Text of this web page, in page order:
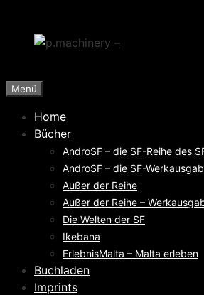
springen
Menü
Home
Bücher
AndroSF – die SF-Reihe des
AndroSF – die SF-
Außer der Reihe
Außer der Reihe –
Die Welten der SF
Ikebana
ErlebnisMalta – Malta erleben
Buchladen
Imprints